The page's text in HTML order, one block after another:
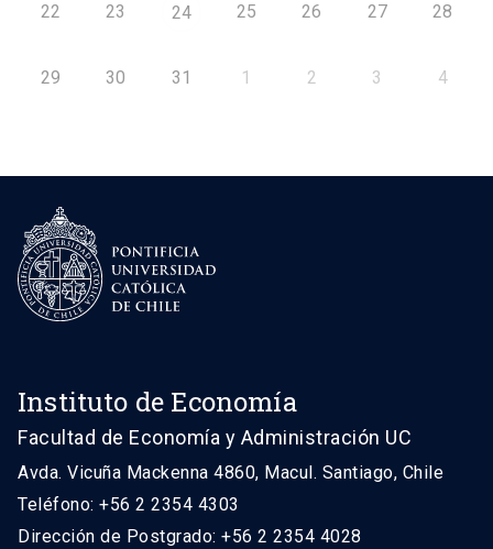
22 23 24 25 26 27 28
29 30 31 1 2 3 4
Instituto de Economía
Facultad de Economía y Administración UC
Avda. Vicuña Mackenna 4860, Macul. Santiago, Chile
Teléfono: +56 2 2354 4303
Dirección de Postgrado: +56 2 2354 4028